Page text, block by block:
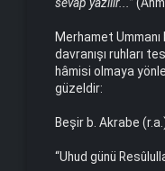
Merhamet
davranışı ruhları
hâmisi olmaya
güzeldir:
Beşir b. Akrabe
“Uhud günü